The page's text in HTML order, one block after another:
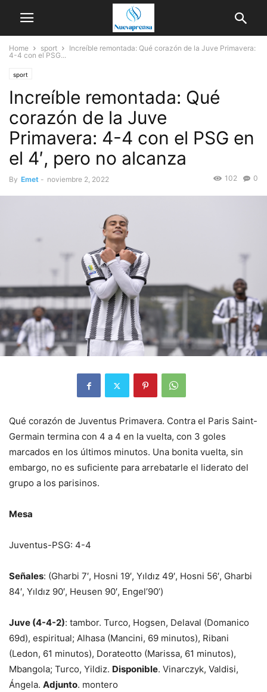
Home sport
Increíble remontada: Qué corazón de la Juve Primavera:
4-4 con el PSG...
sport
Increíble remontada: Qué
corazón de la Juve
Primavera: 4-4 con el PSG en
el 4′, pero no alcanza
By Emet - noviembre 2, 2022 0
102
Qué corazón de Juventus Primavera. Contra el Paris Saint-
Germain termina con 4 a 4 en la vuelta, con 3 goles
marcados en los últimos minutos. Una bonita vuelta, sin
embargo, no es suficiente para arrebatarle el liderato del
grupo a los parisinos.
Mesa
Juventus-PSG: 4-4
Señales: (Gharbi 7′, Hosni 19′, Yıldız 49′, Hosni 56′, Gharbi
84′, Yıldız 90′, Heusen 90′, Engel’90’)
Juve (4-4-2): tambor. Turco, Hogsen, Delaval (Domanico
69d), espiritual; Alhasa (Mancini, 69 minutos), Ribani
(Ledon, 61 minutos), Dorateotto (Marissa, 61 minutos),
Mbangola; Turco, Yildiz. Disponible. Vinarczyk, Valdisi,
Ángela. Adjunto. montero